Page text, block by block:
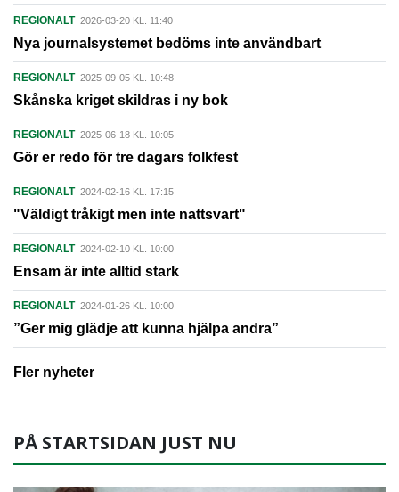
REGIONALT 2026-03-20 KL. 11:40
Nya journalsystemet bedöms inte användbart
REGIONALT 2025-09-05 KL. 10:48
Skånska kriget skildras i ny bok
REGIONALT 2025-06-18 KL. 10:05
Gör er redo för tre dagars folkfest
REGIONALT 2024-02-16 KL. 17:15
"Väldigt tråkigt men inte nattsvart"
REGIONALT 2024-02-10 KL. 10:00
Ensam är inte alltid stark
REGIONALT 2024-01-26 KL. 10:00
”Ger mig glädje att kunna hjälpa andra”
Fler nyheter
PÅ STARTSIDAN JUST NU